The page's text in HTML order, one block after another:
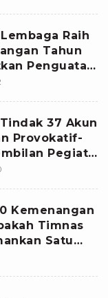
Raih
Tahun
Penguatan
37 Akun
Provokatif-
Pegiat
Kemenangan
Timnas
Satu
AFF 2026?